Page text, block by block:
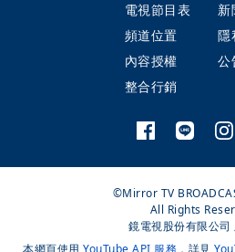
電視節目表
新
頻道位置
隱
內容授權
公
整合行銷
©Mirror TV
All Rights
鏡電視股份有限公司
本網頁使用 YouTube API 服務 ，詳見